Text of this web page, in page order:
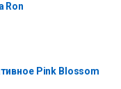
Ron
Pink Blossom